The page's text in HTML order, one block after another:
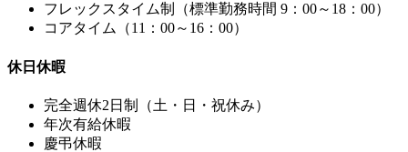
フレックスタイム制（標準勤務時間 9：00～18：00）
コアタイム（11：00～16：00）
休日休暇
完全週休2日制（土・日・祝休み）
年次有給休暇
慶弔休暇